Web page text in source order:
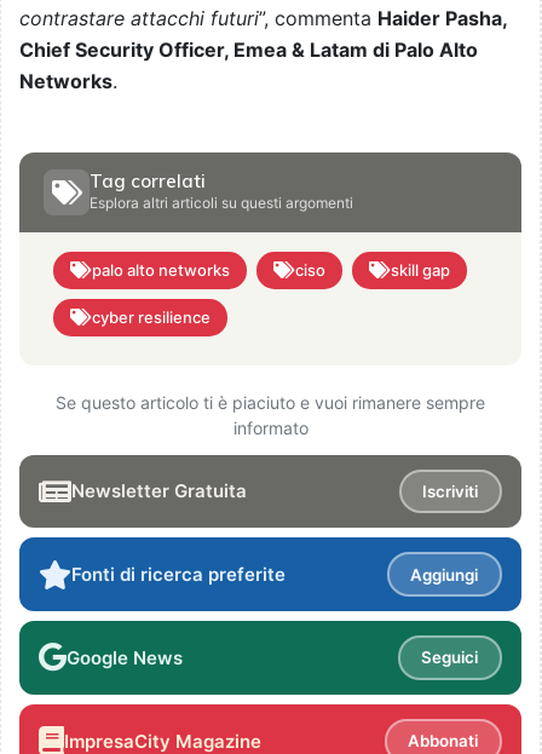
contrastare attacchi futuri”, commenta Haider Pasha,
Chief Security Officer, Emea & Latam di Palo Alto
Networks.
Tag correlati
Esplora altri articoli su questi argomenti
palo alto networks ciso skill gap
cyber resilience
Se questo articolo ti è piaciuto e vuoi rimanere sempre
informato
Newsletter Gratuita Iscriviti
Fonti di ricerca preferite Aggiungi
Google News Seguici
ImpresaCity Magazine Abbonati